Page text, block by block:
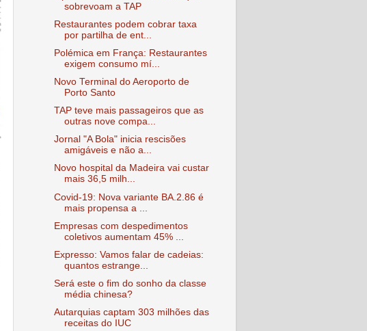
sobrevoam a TAP
Restaurantes podem cobrar taxa
por partilha de ent...
Polémica em França: Restaurantes
exigem consumo mí...
Novo Terminal do Aeroporto de
Porto Santo
TAP teve mais passageiros que as
outras nove compa...
Jornal "A Bola" inicia rescisões
amigáveis e não a...
Novo hospital da Madeira vai custar
mais 36,5 milh...
Covid-19: Nova variante BA.2.86 é
mais propensa a ...
Empresas com despedimentos
coletivos aumentam 45% ...
Expresso: Vamos falar de cadeias:
quantos estrange...
Será este o fim do sonho da classe
média chinesa?
Autarquias captam 303 milhões das
receitas do IUC